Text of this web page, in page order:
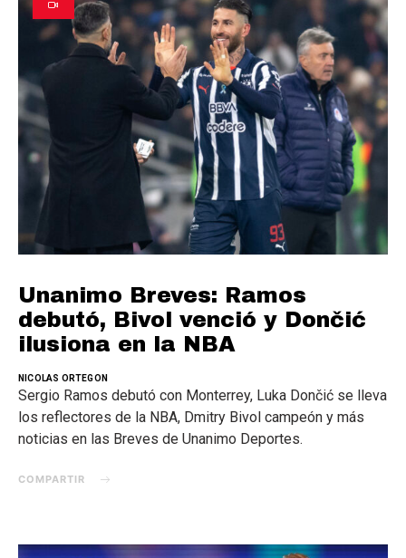
Unanimo Breves: Ramos
debutó, Bivol venció y Dončić
ilusiona en la NBA
NICOLAS ORTEGON
Sergio Ramos debutó con Monterrey, Luka Dončić se lleva
los reflectores de la NBA, Dmitry Bivol campeón y más
noticias en las Breves de Unanimo Deportes.
COMPARTIR